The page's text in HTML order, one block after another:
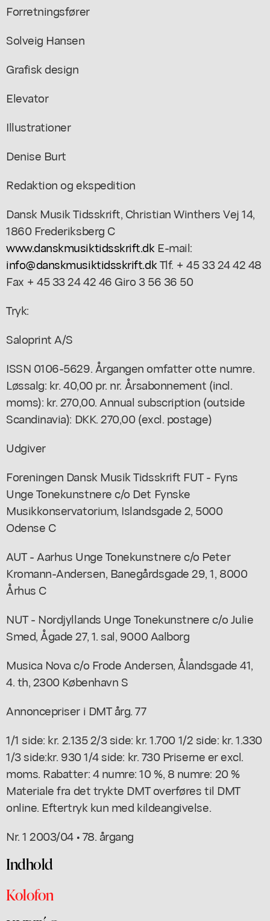
Forretningsfører
Solveig Hansen
Grafisk design
Elevator
Illustrationer
Denise Burt
Redaktion og ekspedition
Dansk Musik Tidsskrift, Christian Winthers Vej 14,
1860 Frederiksberg C
www.danskmusiktidsskrift.dk E-mail:
info@danskmusiktidsskrift.dkTlf. + 45 33 24 42 48
Fax + 45 33 24 42 46 Giro 3 56 36 50
Tryk:
Saloprint A/S
ISSN 0106-5629. Årgangen omfatter otte numre.
Løssalg: kr. 40,00 pr. nr. Årsabonnement (incl.
moms): kr. 270,00. Annual subscription (outside
Scandinavia): DKK. 270,00 (excl. postage)
Udgiver
Foreningen Dansk Musik Tidsskrift FUT - Fyns
Unge Tonekunstnere c/o Det Fynske
Musikkonservatorium, Islandsgade 2, 5000
Odense C
AUT - Aarhus Unge Tonekunstnere c/o Peter
Kromann-Andersen, Banegårdsgade 29, 1, 8000
Århus C
NUT - Nordjyllands Unge Tonekunstnere c/o Julie
Smed, Ågade 27, 1. sal, 9000 Aalborg
Musica Nova c/o Frode Andersen, Ålandsgade 41,
4. th, 2300 København S
Annoncepriser i DMT årg. 77
1/1 side: kr. 2.135 2/3 side: kr. 1.700 1/2 side: kr. 1.330
1/3 side:kr. 930 1/4 side: kr. 730 Priserne er excl.
moms. Rabatter: 4 numre: 10 %, 8 numre: 20 %
Materiale fra det trykte DMT overføres til DMT
online. Eftertryk kun med kildeangivelse.
Nr. 1 2003/04 • 78. årgang
Indhold
Kolofon